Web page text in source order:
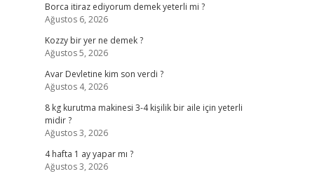
Borca itiraz ediyorum demek yeterli mi ?
Ağustos 6, 2026
Kozzy bir yer ne demek ?
Ağustos 5, 2026
Avar Devletine kim son verdi ?
Ağustos 4, 2026
8 kg kurutma makinesi 3-4 kişilik bir aile için yeterli
midir ?
Ağustos 3, 2026
4 hafta 1 ay yapar mı ?
Ağustos 3, 2026